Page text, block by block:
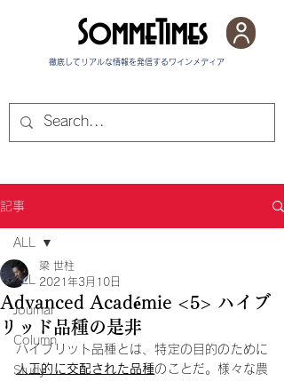
徹底してリアルな情報を発信する​ワインメディア
SommeTimes
記事
ALL
Journal
Column
Study
ALL
Advanced Académie <5> ハイブ
リッド品種の是非
梁 世柱
2021年3月10日
ハイブリット品種とは、特定の目的のために
人工的に交配された品種のことだ。様々な農